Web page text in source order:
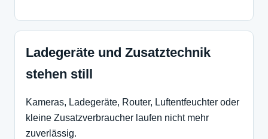
Ladegeräte und Zusatztechnik
stehen still
Kameras, Ladegeräte, Router, Luftentfeuchter oder
kleine Zusatzverbraucher laufen nicht mehr
zuverlässig.